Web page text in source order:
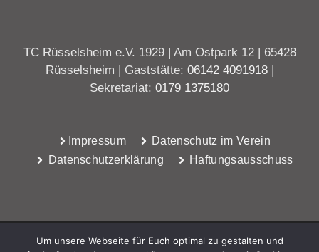
TC Rüsselsheim e.V. 1929 | Am Ostpark 12 | 65428
Rüsselsheim | Gaststätte: 06142 4091918|
Sekretariat: 0179 1375180
Impressum
Datenschutz im Verein
Datenschutzerklärung
Haftungsausschuss
Um unsere Webseite für Euch optimal zu gestalten und